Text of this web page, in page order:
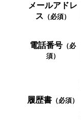
メールアドレ
ス （必須）
電話番号 （必
須）
履歴書 （必須）